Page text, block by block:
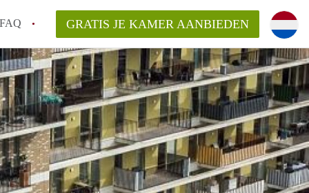
FAQ
KamerAmersfoort?
bemiddelingsvergoeding?
voor de aangeboden Kamer / Kamers
GRATIS JE KAMER AANBIEDEN